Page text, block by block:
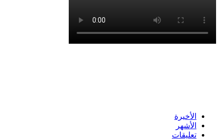
الأخيرة
الأشهر
تعليقات